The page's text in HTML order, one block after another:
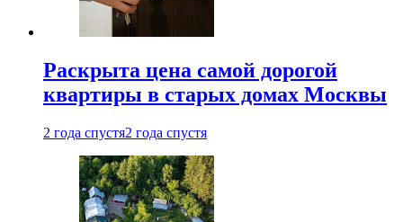
Раскрыта цена самой дорогой
квартиры в старых домах Москвы
2 года спустя2 года спустя